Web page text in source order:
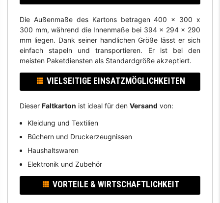
Die Außenmaße des Kartons betragen 400 x 300 x
300 mm, während die Innenmaße bei 394 x 294 x 290
mm liegen. Dank seiner handlichen Größe lässt er sich
einfach stapeln und transportieren. Er ist bei den
meisten Paketdiensten als Standardgröße akzeptiert.
VIELSEITIGE EINSATZMÖGLICHKEITEN
Dieser Faltkarton ist ideal für den Versand von:
Kleidung und Textilien
Büchern und Druckerzeugnissen
Haushaltswaren
Elektronik und Zubehör
VORTEILE & WIRTSCHAFTLICHKEIT